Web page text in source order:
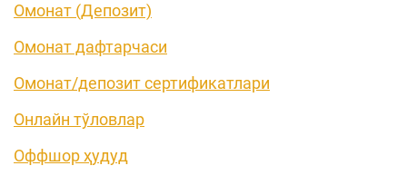
Омонат (Депозит)
Омонат дафтарчаси
Омонат/депозит сертификатлари
Онлайн тўловлар
Оффшор ҳудуд